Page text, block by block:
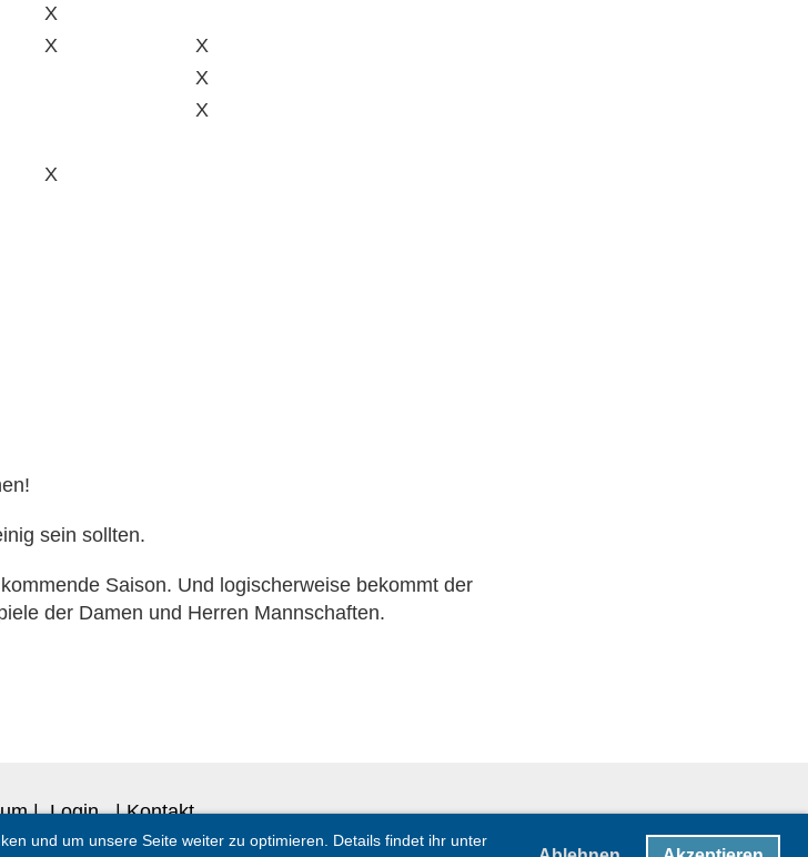
und um unsere Seite weiter zu optimieren. Details findet ihr unter
X
X
X
X
X
X
sein sollten.
Saison. Und logischerweise bekommt der
der Damen und Herren Mannschaften.
|Login|Kontakt